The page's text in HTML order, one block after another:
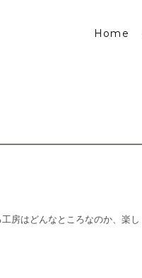
Home
房はどんなところなのか、楽し